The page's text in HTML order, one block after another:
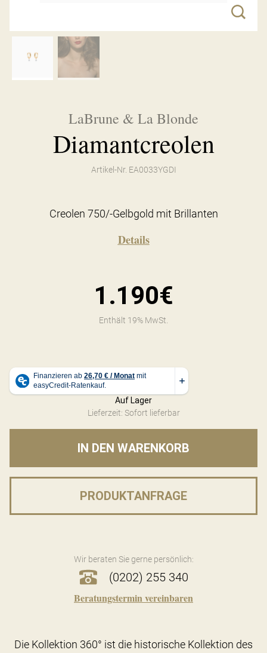
LaBrune & La Blonde
Diamantcreolen
Artikel-Nr. EA0033YGDI
Creolen 750/-Gelbgold mit Brillanten
Details
1.190€
Enthält 19% MwSt.
Auf Lager
Lieferzeit: Sofort lieferbar
IN DEN WARENKORB
PRODUKTANFRAGE
Wir beraten Sie gerne persönlich:
(0202) 255 340
Beratungstermin vereinbaren
Die Kollektion 360° ist die historische Kollektion des